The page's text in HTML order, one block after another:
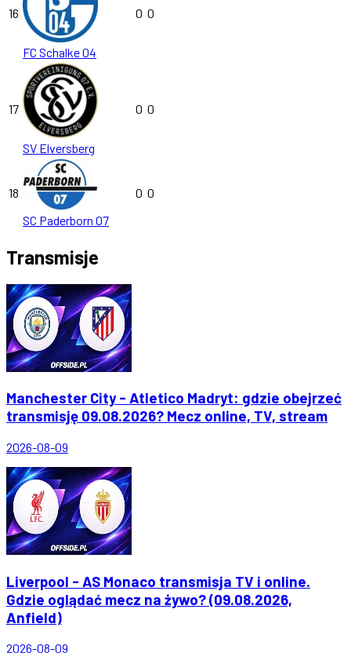
16
FC Schalke 04
0 0
17
SV Elversberg
0 0
18
SC Paderborn 07
0 0
Transmisje
Manchester City - Atletico Madryt: gdzie obejrzeć
transmisję 09.08.2026? Mecz online, TV, stream
2026-08-09
Liverpool - AS Monaco transmisja TV i online.
Gdzie oglądać mecz na żywo? (09.08.2026,
Anfield)
2026-08-09